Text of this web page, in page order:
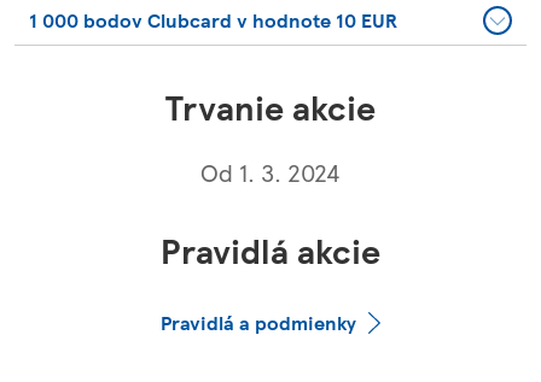
1 000 bodov Clubcard v hodnote 10 EUR
Trvanie akcie
Od 1. 3. 2024
Pravidlá akcie
Pravidlá a podmienky